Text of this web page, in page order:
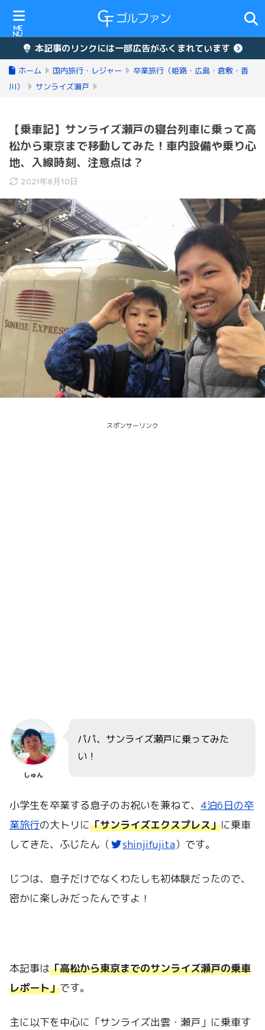
本記事のリンクには一部広告がふくまれています
ホーム 国内旅行・レジャー
卒業旅行（姫路・広島・倉敷・香
川）
サンライズ瀬戸
【乗車記】サンライズ瀬戸の寝台列車に乗って高
松から東京まで移動してみた！車内設備や乗り心
地、入線時刻、注意点は？
2021年8月10日
スポンサーリンク
しゅん
パパ、サンライズ瀬戸に乗ってみた
い！
小学生を卒業する息子のお祝いを兼ねて、 4泊6日の卒
業旅行の大トリに「サンライズエクスプレス」に乗車
してきた、ふじたん（
shinjifujita）です。
じつは、息子だけでなくわたしも初体験だったので、
密かに楽しみだったんですよ！
本記事は「高松から東京までのサンライズ瀬戸の乗車
レポート」です。
主に以下を中心に「サンライズ出雲・瀬戸」に乗車す